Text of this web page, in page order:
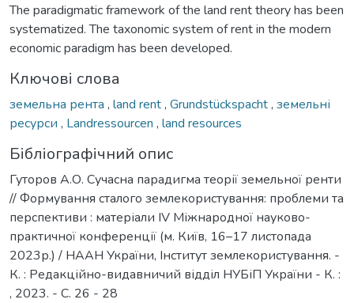
The paradigmatic framework of the land rent theory has been
systematized. The taxonomic system of rent in the modern
economic paradigm has been developed.
Ключові слова
земельна рента , land rent, Grundstückspacht, земельні
ресурси , Landressourcen , land resources
Бібліографічний опис
Гуторов А.О. Сучасна парадигма теорії земельної ренти
// Формування сталого землекористування: проблеми та
перспективи : матеріали ІV Міжнародної науково-
практичної конференції (м. Київ, 16–17 листопада
2023р.) / НААН України, Інститут землекористування. -
К. : Редакційно-видавничий відділ НУБіП України - К. :
, 2023. - С. 26 - 28